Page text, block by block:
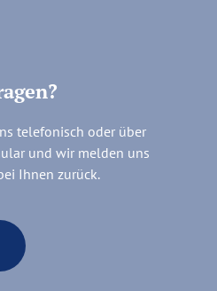
telefonisch oder über
und wir melden uns
Ihnen zurück.